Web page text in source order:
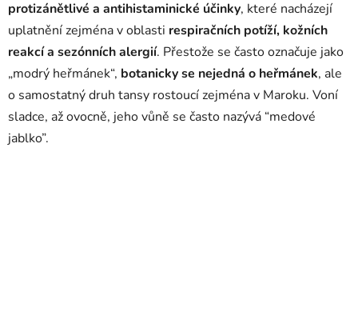
protizánětlivé a antihistaminické účinky, které nacházejí
uplatnění zejména v oblasti respiračních potíží, kožních
reakcí a sezónních alergií. Přestože se často označuje jako
„modrý heřmánek“, botanicky se nejedná o heřmánek, ale
o samostatný druh tansy rostoucí zejména v Maroku. Voní
sladce, až ovocně, jeho vůně se často nazývá “medové
jablko”.